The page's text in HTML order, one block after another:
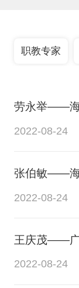
职教专家
劳永举——海
2022-08-24
张伯敏——海
2022-08-24
王庆茂——广
2022-08-24